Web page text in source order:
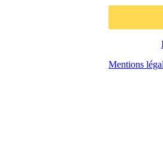
Mentions